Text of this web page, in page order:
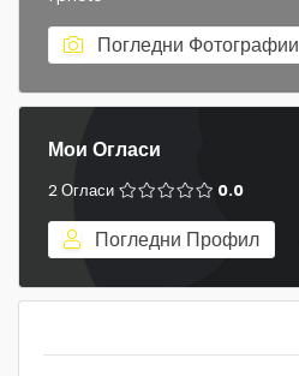
Погледни Фотографии
Мои Огласи
2 Огласи 0.0
Погледни Профил